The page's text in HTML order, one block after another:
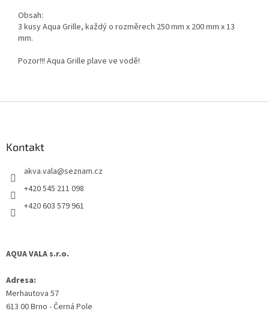
Obsah:
3 kusy Aqua Grille, každý o rozměrech 250 mm x 200 mm x 13
mm.
Pozor!!! Aqua Grille plave ve vodě!
Kontakt
akva.vala@seznam.cz
+420 545 211 098
+420 603 579 961
AQUA VALA s.r.o.
Adresa:
Merhautova 57
613 00 Brno - Černá Pole